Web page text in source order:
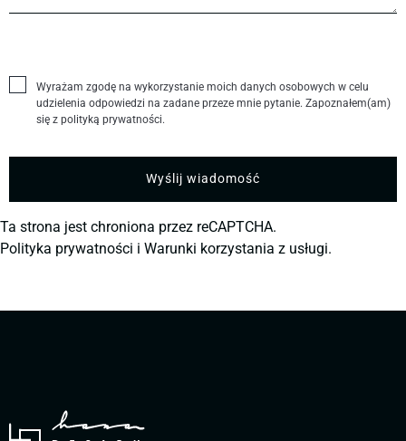
Wyrażam zgodę na wykorzystanie moich danych osobowych w celu
udzielenia odpowiedzi na zadane przeze mnie pytanie. Zapoznałem(am)
się z polityką prywatności.
Ta strona jest chroniona przez reCAPTCHA.
Polityka prywatności i Warunki korzystania z usługi.